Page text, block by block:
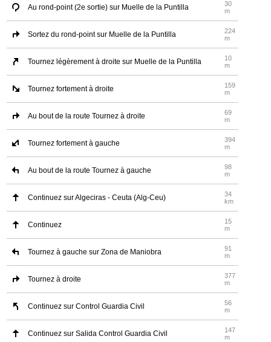
Au rond-point (2e sortie) sur Muelle de la Puntilla
30
m
Sortez du rond-point sur Muelle de la Puntilla
224
m
Tournez légèrement à droite sur Muelle de la Puntilla
10
m
Tournez fortement à droite
159
m
Au bout de la route Tournez à droite
69
m
Tournez fortement à gauche
394
m
Au bout de la route Tournez à gauche
98
m
Continuez sur Algeciras - Ceuta (Alg-Ceu)
34
km
Continuez
15
m
Tournez à gauche sur Zona de Maniobra
91
m
Tournez à droite
377
m
Continuez sur Control Guardia Civil
56
m
Continuez sur Salida Control Guardia Civil
147
m